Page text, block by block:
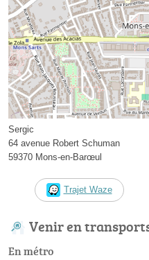
Sergic
64 avenue Robert Schuman
59370 Mons-en-Barœul
Trajet Waze
Venir en
En métro